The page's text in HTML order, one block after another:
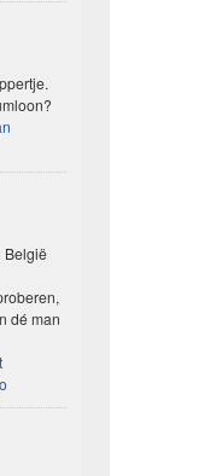
België
dé man